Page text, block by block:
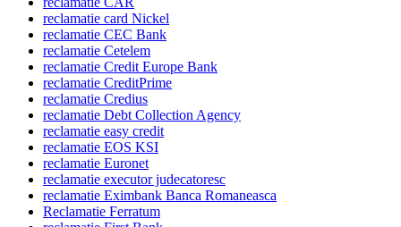
reclamatie card Nickel
reclamatie CEC Bank
reclamatie Cetelem
reclamatie Credit Europe Bank
reclamatie CreditPrime
reclamatie Credius
reclamatie Debt Collection Agency
reclamatie easy credit
reclamatie EOS KSI
reclamatie Euronet
reclamatie executor judecatoresc
reclamatie Eximbank Banca Romaneasca
Reclamatie Ferratum